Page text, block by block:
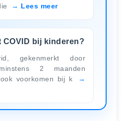
Lees meer
COVID bij kinderen?
gekenmerkt door
2 maanden
voorkomen bij k